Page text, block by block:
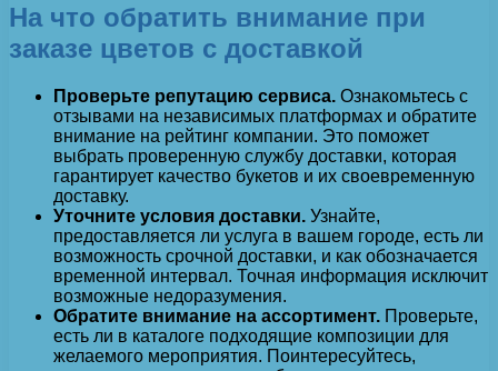
На что обратить внимание при
заказе цветов с доставкой
Проверьте репутацию сервиса. Ознакомьтесь с
отзывами на независимых платформах и обратите
внимание на рейтинг компании. Это поможет
выбрать проверенную службу доставки, которая
гарантирует качество букетов и их своевременную
доставку.
Уточните условия доставки. Узнайте,
предоставляется ли услуга в вашем городе, есть ли
возможность срочной доставки, и как обозначается
временной интервал. Точная информация исключит
возможные недоразумения.
Обратите внимание на ассортимент. Проверьте,
есть ли в каталоге подходящие композиции для
желаемого мероприятия. Поинтересуйтесь,